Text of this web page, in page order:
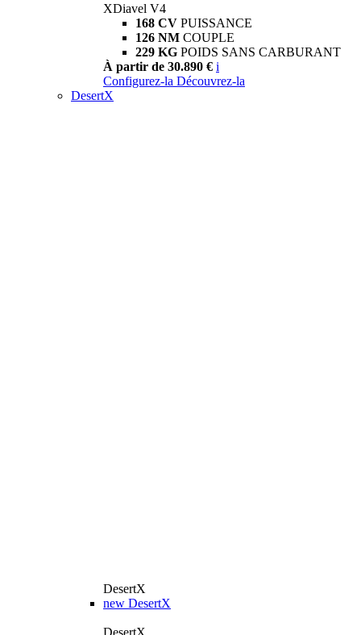
XDiavel V4
168 CV PUISSANCE
126 NM COUPLE
229 KG POIDS SANS CARBURANT
À partir de 30.890 € i
Configurez-la Découvrez-la
DesertX
DesertX
new DesertX
DesertX